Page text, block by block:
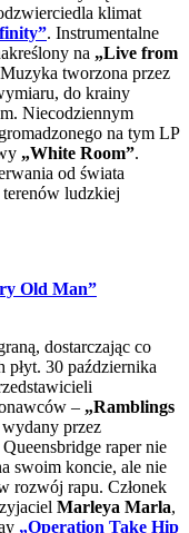
klimat
. Instrumentalne
na „Live from
tworzona przez
do krainy
Niecodziennym
na tym LP
„White Room”.
od świata
ludzkiej
Old Man”
dostarczając co
płyt. 30 października
– „Ramblings
wydany przez
raper nie
swoim koncie, ale nie
rozwój rapu. Członek
Marleya Marla,
„Operation Take Hip